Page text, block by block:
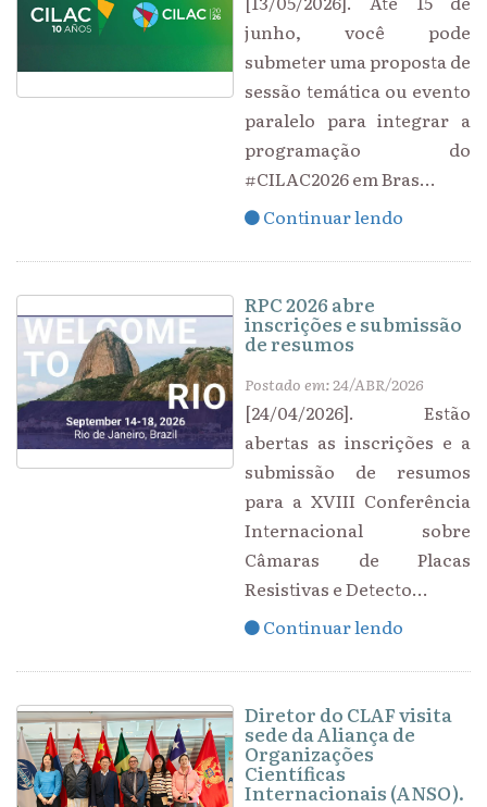
junho, você pode
submeter uma proposta de
sessão temática ou evento
paralelo para integrar a
programação do
#CILAC2026 em Bras...
Continuar lendo
RPC 2026 abre
inscrições e submissão
de resumos
Postado em: 24/ABR/2026
[24/04/2026]. Estão
abertas as inscrições e a
submissão de resumos
para a XVIII Conferência
Internacional sobre
Câmaras de Placas
Resistivas e Detecto...
Continuar lendo
Diretor do CLAF visita
sede da Aliança de
Organizações
Científicas
Internacionais (ANSO).